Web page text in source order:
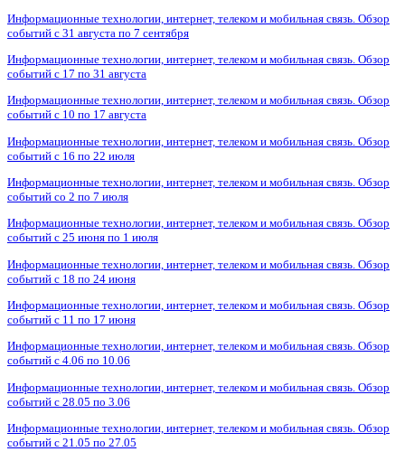
Информационные технологии, интернет, телеком и мобильная связь. Обзор
событий с 31 августа по 7 сентября
Информационные технологии, интернет, телеком и мобильная связь. Обзор
событий с 17 по 31 августа
Информационные технологии, интернет, телеком и мобильная связь. Обзор
событий с 10 по 17 августа
Информационные технологии, интернет, телеком и мобильная связь. Обзор
событий с 16 по 22 июля
Информационные технологии, интернет, телеком и мобильная связь. Обзор
событий со 2 по 7 июля
Информационные технологии, интернет, телеком и мобильная связь. Обзор
событий с 25 июня по 1 июля
Информационные технологии, интернет, телеком и мобильная связь. Обзор
событий с 18 по 24 июня
Информационные технологии, интернет, телеком и мобильная связь. Обзор
событий с 11 по 17 июня
Информационные технологии, интернет, телеком и мобильная связь. Обзор
событий с 4.06 по 10.06
Информационные технологии, интернет, телеком и мобильная связь. Обзор
событий с 28.05 по 3.06
Информационные технологии, интернет, телеком и мобильная связь. Обзор
событий с 21.05 по 27.05